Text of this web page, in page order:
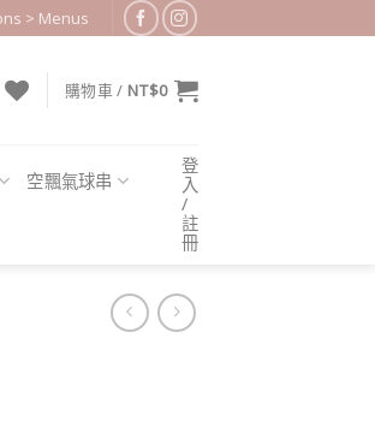
> Menus
購物車 / NT$0
空飄氣球串
登
入
/
註
冊